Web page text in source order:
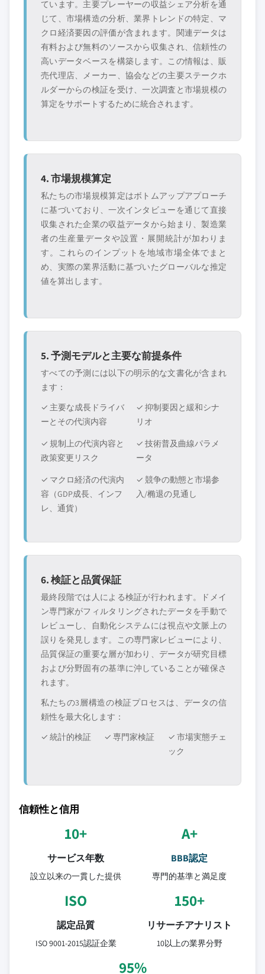
ています。主要プレーヤーの収益シェア分析を通
じて、市場構造の分析、業界トレンドの特定、マ
クロ経済要因の評価が含まれます。関連データは
有料および無料のソースから収集され、信頼性の
高いデータベースを構築します。この情報は、販
売代理店、メーカー、協会などの主要ステークホ
ルダーからの検証を受け、一次調査と市場規模の
算定をサポートするために統合されます。
4. 市場規模算定
私たちの市場規模算定はボトムアップアプローチ
に基づいており、一次インタビューを通じて直接
収集された企業の収益データから始まり、製造業
者の生産量データや設置・展開統計が加わりま
す。これらのインプットを地域市場全体でまと
め、実際の業界活動に基づいたグローバルな推定
値を算出します。
5. 予測モデルと主要な前提条件
すべての予測には以下の明示的な文書化が含まれ
ます：
✓ 主要な成長ドライバ
ーとその代演内容
✓ 抑制要因と緩和シナ
リオ
✓ 規制上の代演内容と
政策変更リスク
✓ 技術普及曲線パラメ
ータ
✓ マクロ経済の代演内
容（GDP成長、インフ
レ、通貨）
✓ 競争の動態と市場参
入/椭退の見通し
6. 検証と品質保証
最終段階では人による検証が行われます。ドメイ
ン専門家がフィルタリングされたデータを手動で
レビューし、自動化システムには視点や文脈上の
誤りを発見します。この専門家レビューにより、
品質保証の重要な層が加わり、データが研究目標
および分野固有の基準に沖していることが確保さ
れます。
私たちの3層構造の検証プロセスは、データの信
頼性を最大化します：
✓ 統計的検証
✓ 専門家検証
✓ 市場実態チェ
ック
信頼性と信用
10+
サービス年数
設立以来の一貫した提供
A+
BBB認定
専門的基準と満足度
ISO
認定品質
ISO 9001-2015認証企業
150+
リサーチアナリスト
10以上の業界分野
95%